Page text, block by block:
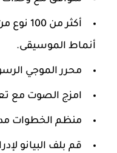
أكثر
أنماط الموسيقى.
محرر الموجي
امزج الصوت مع
منظم الخطوات
قم بلف البيانو